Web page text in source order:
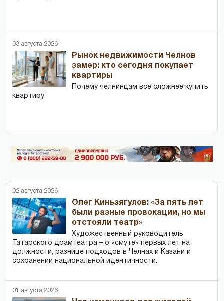
03 августа 2026
Рынок недвижимости Челнов
замер: кто сегодня покупает
квартиры
Почему челнинцам все сложнее купить
квартиру
02 августа 2026
Олег Киньзягулов: «За пять лет
были разные провокации, но мы
отстояли театр»
Художественный руководитель
Татарского драмтеатра – о «смуте» первых лет на
должности, разнице подходов в Челнах и Казани и
сохранении национальной идентичности.
01 августа 2026